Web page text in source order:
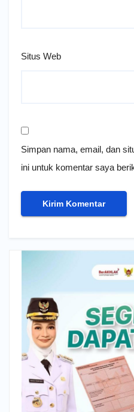
Situs Web
Simpan nama, email, dan
ini untuk komentar saya